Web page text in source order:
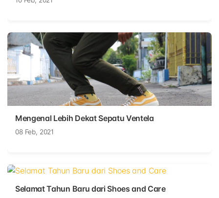
Mengenal Lebih Dekat Sepatu Ventela
08 Feb, 2021
Selamat Tahun Baru dari Shoes and Care